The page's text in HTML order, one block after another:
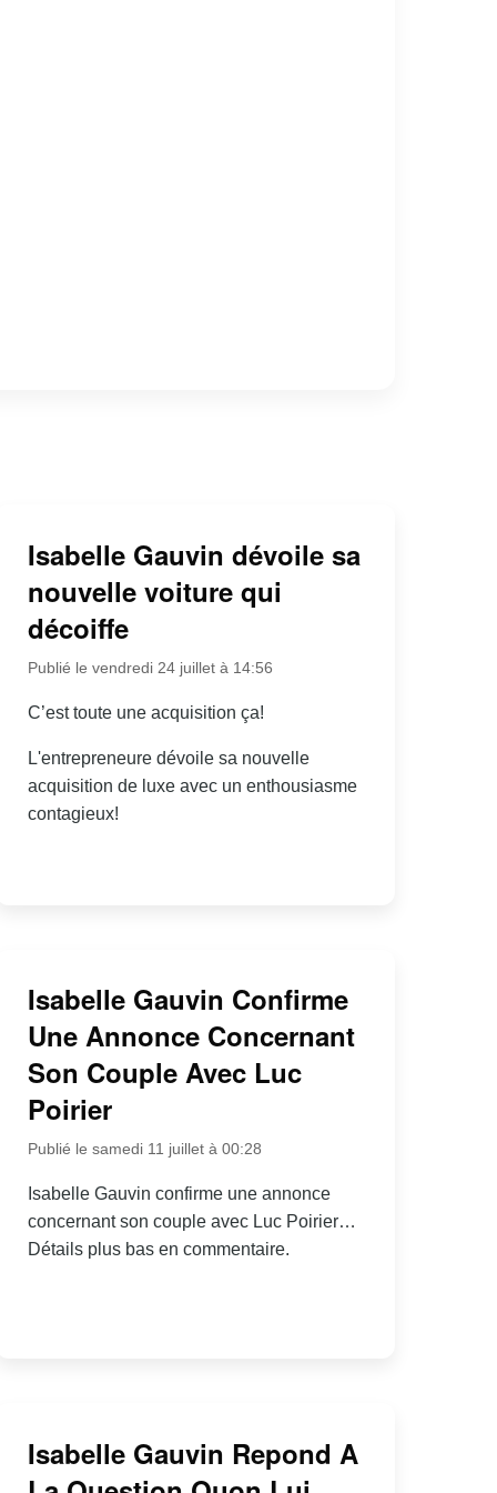
Isabelle Gauvin dévoile sa
nouvelle voiture qui
décoiffe
Publié le vendredi 24 juillet à 14:56
C’est toute une acquisition ça!
L'entrepreneure dévoile sa nouvelle
acquisition de luxe avec un enthousiasme
contagieux!
Isabelle Gauvin Confirme
Une Annonce Concernant
Son Couple Avec Luc
Poirier
Publié le samedi 11 juillet à 00:28
Isabelle Gauvin confirme une annonce
concernant son couple avec Luc Poirier…
Détails plus bas en commentaire.
Isabelle Gauvin Repond A